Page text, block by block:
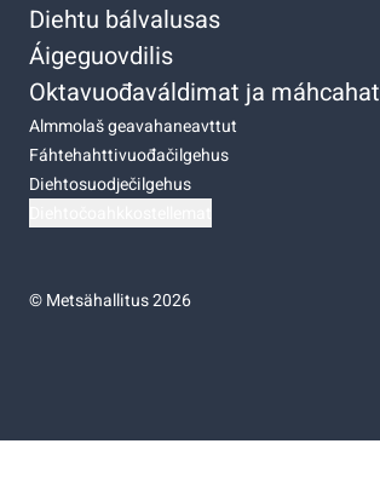
Diehtu bálvalusas
Áigeguovdilis
Oktavuođaváldimat ja máhcahat
Almmolaš geavahaneavttut
Fáhtehahttivuođačilgehus
Diehtosuodječilgehus
©Metsähallitus 2026